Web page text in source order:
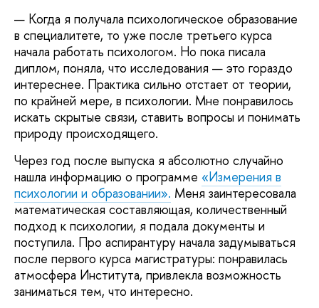
— Когда я получала психологическое образование
в специалитете, то уже после третьего курса
начала работать психологом. Но пока писала
диплом, поняла, что исследования — это гораздо
интереснее. Практика сильно отстает от теории,
по крайней мере, в психологии. Мне понравилось
искать скрытые связи, ставить вопросы и понимать
природу происходящего.
Через год после выпуска я абсолютно случайно
нашла информацию о программе «Измерения в
психологии и образовании». Меня заинтересовала
математическая составляющая, количественный
подход к психологии, я подала документы и
поступила. Про аспирантуру начала задумываться
после первого курса магистратуры: понравилась
атмосфера Института, привлекла возможность
заниматься тем, что интересно.